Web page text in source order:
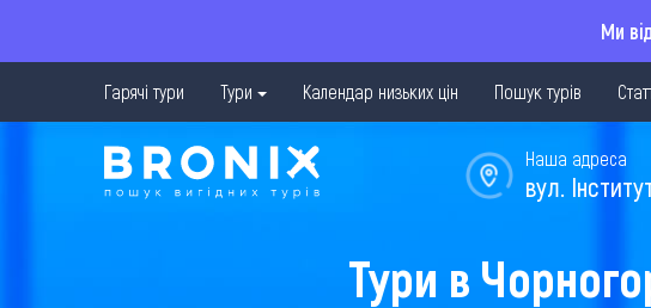
Ми
Гарячі тури Тури Календар низьких цін Пошук турів
Наша адреса
вул.
Тури в